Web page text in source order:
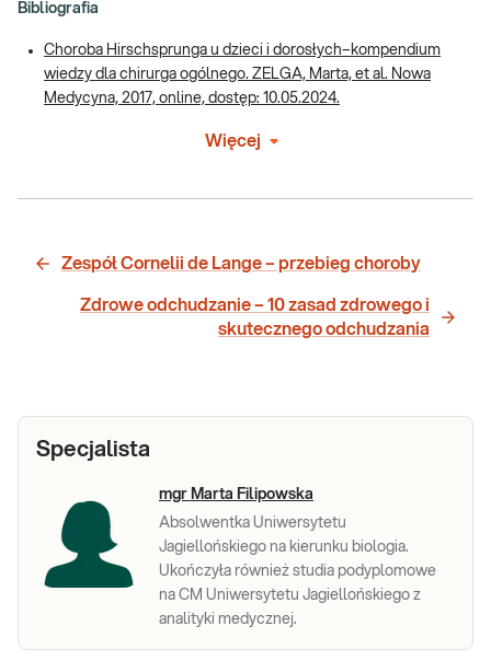
Bibliografia
Choroba Hirschsprunga u dzieci i dorosłych–kompendium
wiedzy dla chirurga ogólnego. ZELGA, Marta, et al. Nowa
Medycyna, 2017, online, dostęp: 10.05.2024.
Więcej
Zespół Cornelii de Lange – przebieg choroby
Zdrowe odchudzanie – 10 zasad zdrowego i
skutecznego odchudzania
Specjalista
mgr Marta Filipowska
Absolwentka Uniwersytetu
Jagiellońskiego na kierunku biologia.
Ukończyła również studia podyplomowe
na CM Uniwersytetu Jagiellońskiego z
analityki medycznej.